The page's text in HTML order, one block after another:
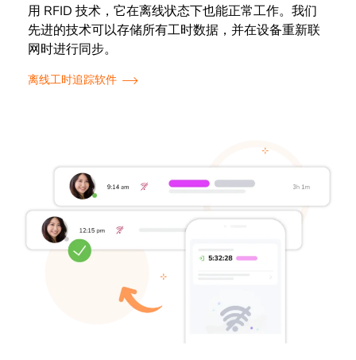
用 RFID 技术，它在离线状态下也能正常工作。我们
先进的技术可以存储所有工时数据，并在设备重新联
网时进行同步。
离线工时追踪软件